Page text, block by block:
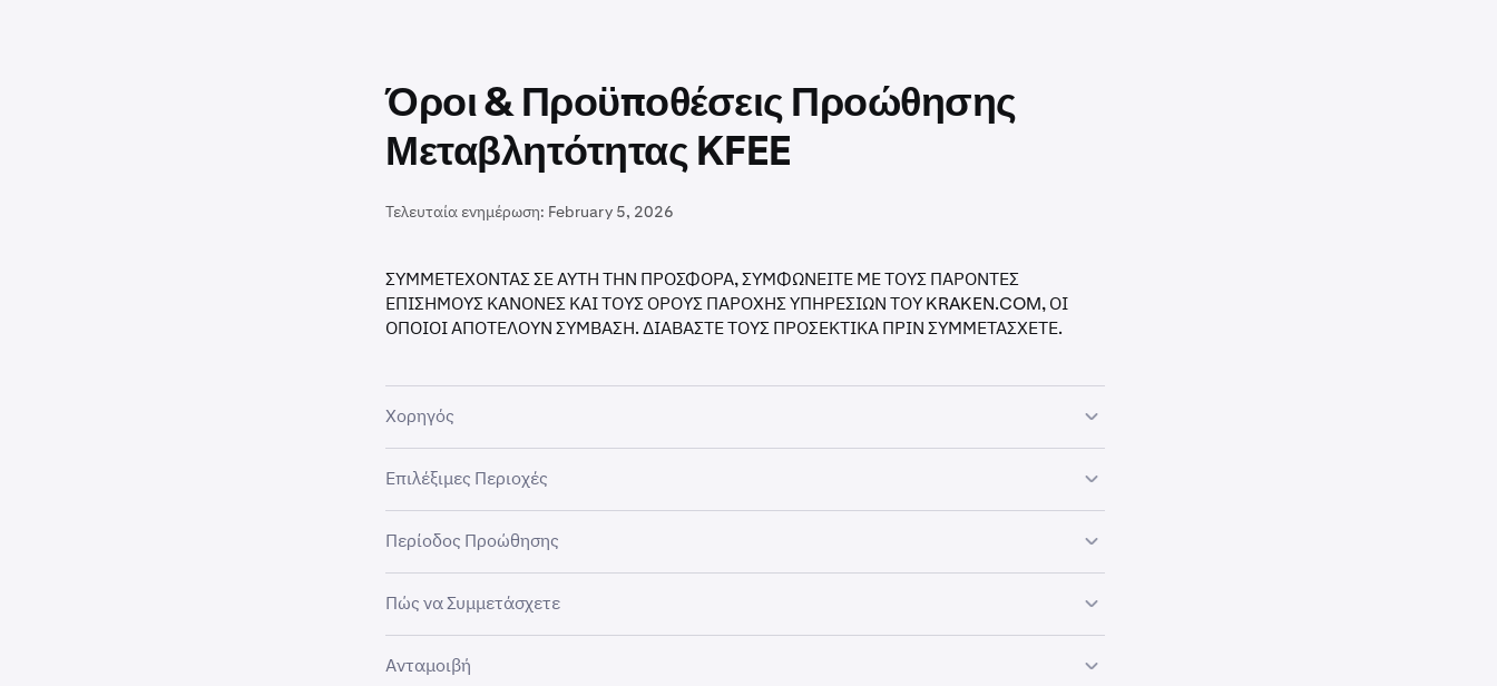
Όροι & Προϋποθέσεις Προώθησης
Μεταβλητότητας KFEE
Τελευταία ενημέρωση: February 5, 2026
ΣΥΜΜΕΤΕΧΟΝΤΑΣ ΣΕ ΑΥΤΗ ΤΗΝ ΠΡΟΣΦΟΡΑ, ΣΥΜΦΩΝΕΙΤΕ ΜΕ ΤΟΥΣ ΠΑΡΟΝΤΕΣ
ΕΠΙΣΗΜΟΥΣ ΚΑΝΟΝΕΣ ΚΑΙ ΤΟΥΣ ΟΡΟΥΣ ΠΑΡΟΧΗΣ ΥΠΗΡΕΣΙΩΝ ΤΟΥ KRAKEN.COM, ΟΙ
ΟΠΟΙΟΙ ΑΠΟΤΕΛΟΥΝ ΣΥΜΒΑΣΗ. ΔΙΑΒΑΣΤΕ ΤΟΥΣ ΠΡΟΣΕΚΤΙΚΑ ΠΡΙΝ ΣΥΜΜΕΤΑΣΧΕΤΕ.
Χορηγός
Αυτή η προώθηση (η “Προώθηση”) χορηγείται από την Payward Europe Digital Solutions
Ltd (“PEDSL-CY”) για πελάτες της ΕΕ, και την Payward Trading Ltd (“PTL”) για πελάτες στον
υπόλοιπο κόσμο (συλλογικά, “Kraken” ή ο “Χορηγός”).
Επιλέξιμες Περιοχές
Η Προώθηση είναι ανοιχτή σε επιλέξιμους πελάτες της Kraken που διαμένουν σε
δικαιοδοσίες όπου δραστηριοποιείται η Kraken, εξαιρουμένου του Ηνωμένου Βασιλείου
και οποιασδήποτε άλλης τοποθεσίας όπου περιορίζεται ή απαγορεύεται από το νόμο.
Περίοδος Προώθησης
Η Προώθηση ξεκινά στις 5 Φεβρουαρίου 2026 και λήγει στις 5 Μαρτίου 2026 (η “Περίοδος
Προώθησης”), ή νωρίτερα εάν εκδοθεί ο μέγιστος αριθμός ανταμοιβών.
Πώς να Συμμετάσχετε
Αυτή είναι μια προώθηση κινήτρων. Για να πληροίτε τις προϋποθέσεις, πρέπει:
Ανταμοιβή